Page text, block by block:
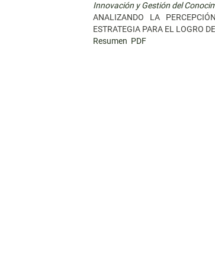
Innovación y Gestión del
ANALIZANDO LA
ESTRATEGIA PARA EL LOGRO
Resumen PDF